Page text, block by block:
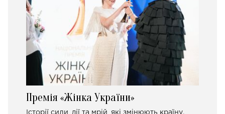
Премія «Жінка України»
Історії сили, дії та мрій, які змінюють країну.